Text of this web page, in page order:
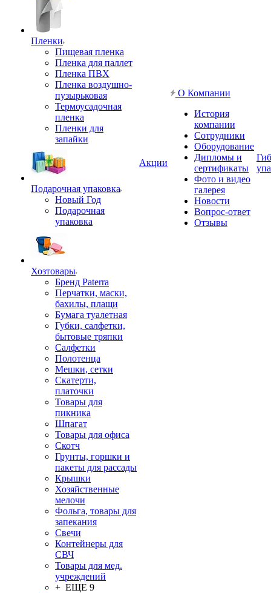
Пленки
Пищевая пленка
Пленка для паллет
Пленка ПВХ
Пленка воздушно-
пузырьковая
Термоусадочная
пленка
Пленки для
запайки
Подарочная упаковка
Новый Год
Подарочная
упаковка
Хозтовары
Бренд Paterra
Перчатки, маски,
бахилы, плащи
Бумага туалетная
Губки, салфетки,
бытовые тряпки
Салфетки
Полотенца
Мешки, сетки
Скатерти,
платочки
Товары для
пикника
Шпагат
Товары для офиса
Скотч
Грунты, горшки и
пакеты для рассады
Крышки
Хозяйственные
мелочи
Фольга, товары для
запекания
Свечи
Контейнеры для
СВЧ
Товары для мед.
учреждений
+ ЕЩЕ 9
Акции
О Компании
История
компании
Сотрудники
Оборудование
Дипломы и
сертификаты
Фото и видео
галерея
Новости
Вопрос-ответ
Отзывы